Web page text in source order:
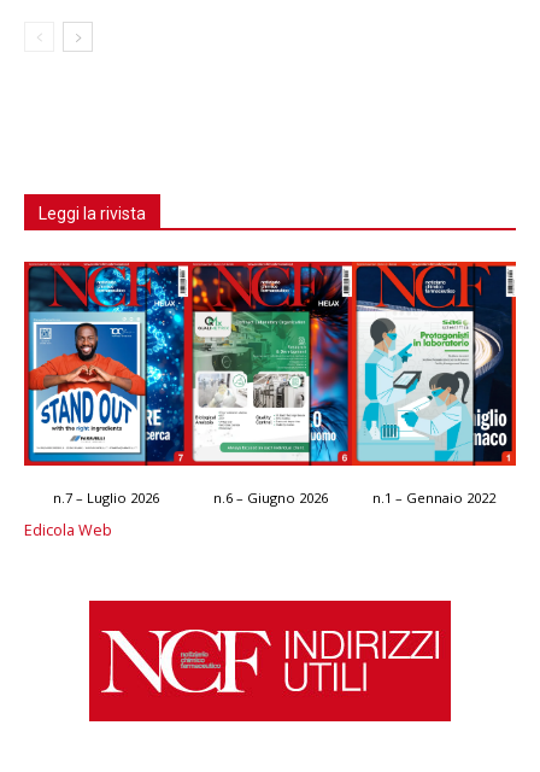
Leggi la rivista
n.7 – Luglio 2026 n.6 – Giugno 2026 n.1 – Gennaio 2022
Edicola Web